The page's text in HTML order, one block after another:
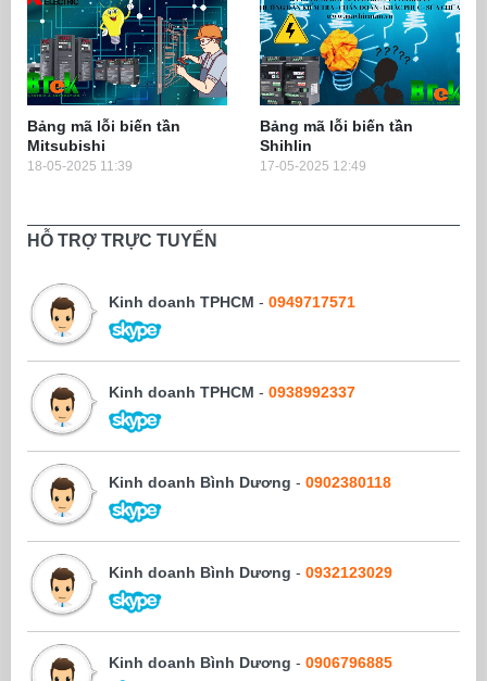
Bảng mã lỗi biến tần
Mitsubishi
18-05-2025 11:39
Bảng mã lỗi biến tần
Shihlin
17-05-2025 12:49
HỖ TRỢ TRỰC TUYẾN
Kinh doanh TPHCM - 0949717571
Kinh doanh TPHCM - 0938992337
Kinh doanh Bình Dương - 0902380118
Kinh doanh Bình Dương - 0932123029
Kinh doanh Bình Dương - 0906796885